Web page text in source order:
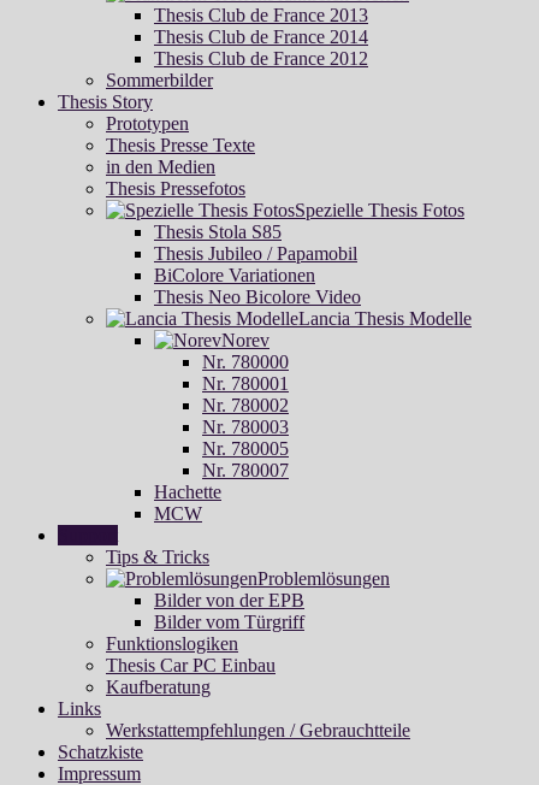
Thesis Club de France 2013
Thesis Club de France 2014
Thesis Club de France 2012
Sommerbilder
Thesis Story
Prototypen
Thesis Presse Texte
in den Medien
Thesis Pressefotos
Spezielle Thesis Fotos
Thesis Stola S85
Thesis Jubileo / Papamobil
BiColore Variationen
Thesis Neo Bicolore Video
Lancia Thesis Modelle
Norev
Nr. 780000
Nr. 780001
Nr. 780002
Nr. 780003
Nr. 780005
Nr. 780007
Hachette
MCW
Tips & Tricks
Problemlösungen
Bilder von der EPB
Bilder vom Türgriff
Funktionslogiken
Thesis Car PC Einbau
Kaufberatung
Links
Werkstattempfehlungen / Gebrauchtteile
Schatzkiste
Impressum